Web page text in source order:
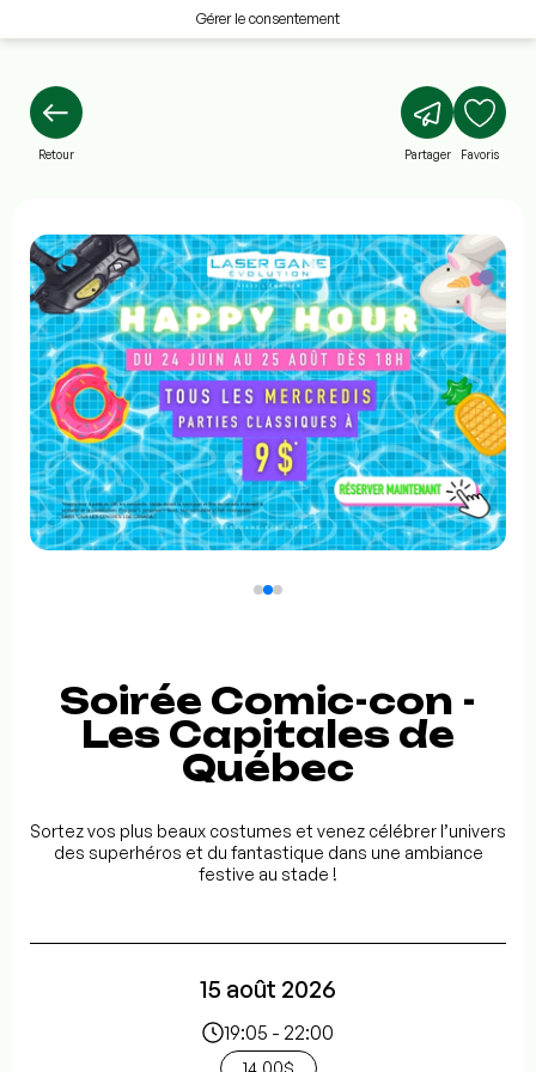
Gérer le consentement
Retour Partager Favoris
Soirée Comic-con -
Les Capitales de
Québec
Sortez vos plus beaux costumes et venez célébrer l’univers
des superhéros et du fantastique dans une ambiance
festive au stade !
15 août 2026
19:05 - 22:00